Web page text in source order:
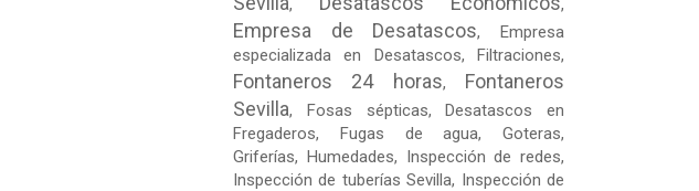
, ,
Empresa de Desatascos,Empresa
especializada en Desatascos,Filtraciones,
Fontaneros 24 horas, Fontaneros
Sevilla, Fosas sépticas,Desatascos en
Fregaderos, Fugas de agua, Goteras,
Griferías, Humedades, Inspección de redes,
Inspección de tuberías Sevilla, Inspección de